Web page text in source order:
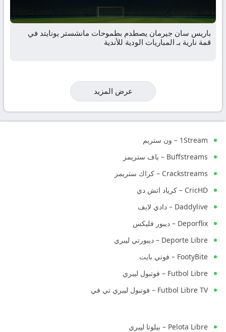
باريس سان جيرمان يصطدم بطموحات مانشستر يونايتد في
قمة نارية بـ المباريات الودية للأندية
عرض المزيد
1Stream – ون ستريم
Buffstreams – باف ستريمز
Crackstreams – كراك ستريمز
CricHD – كرياد اتش دي
Daddylive – دادي لايف
Deporflix – ديبور فليكس
Deporte Libre – ديبورتي ليبري
FootyBite – فوتي بايت
Futbol Libre – فوتبول ليبري
Futbol Libre TV – فوتبول ليبري تي في
Pelota Libre – بيلوتا ليبري